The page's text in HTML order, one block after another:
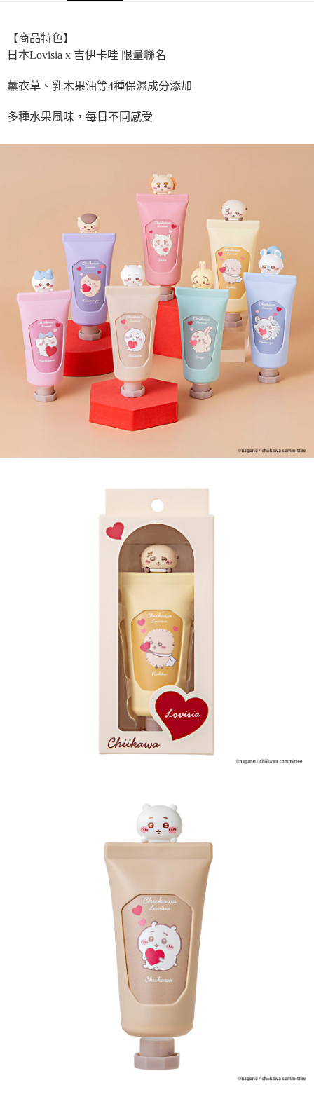
【關於「AFTEE先享後付」】
AFTEE先享後付是「在收到商品之後才付款」的支付方式。 讓您購物簡單
便利好安心！
２．便利：只要手機號碼，簡訊認證，即可結帳。
３．安心：先確認商品／服務後，再付款。
【「AFTEE先享後付」結帳流程】
結帳頁面，進行簡訊認證並確認金額後，即可完成結帳。
ATM／網路銀行／等多元方式進行付款，方視為交易完成。
※ 請注意：結帳手續完成當下不需立刻繳費，但若您需要取消訂單，請聯絡
購買商品的店家。未經商家同意取消之訂單仍視為有效，需透過AFTEE先享
後付繳納相關費用。
※ 交易是否成功請以「AFTEE先享後付 」之結帳頁面顯示為準，若有關於
是否繳費成功／繳費後需取消欲退款等相關疑問，請聯繫「AFTEE先享後付
客戶支援中心」
https://netprotections.freshdesk.com/support/home
【注意事項】
１．透過由恩沛科技股份有限公司提供之「AFTEE先享後付」服務完成之交
易，需依本服務之必要範圍內提供個人資料，並將交易相關給付款項請求債
權轉讓予恩沛科技股份有限公司。
２．關於個人資料處理事宜，請瀏覽以下網址：
https://aftee.tw/terms/#terms3
３．未成年的使用者請事先徵得法定代理人或監護人之同意方可使用
「AFTEE先享後付」，若未經同意申辦者引起之損失，本公司不負相關責
任。
４．使用「AFTEE先享後付」時，將依據個別帳號之用戶狀況，依本公司即
時審查核予不同之上限額度；若仍有額度不足之情形，本公司將視審查結果
請求用戶進行身份認證。
５．嚴禁一人註冊多個帳號或使用他人資訊註冊。若發現惡意使用之情形，
恩沛科技股份有限公司將有權停止該用戶之使用額度並採取法律行動。
ATM付款
每筆NT$60，滿NT$699(含以上)免運費
付款後全家取貨
每筆NT$60，滿NT$699(含以上)免運費
付款後7-11取貨
每筆NT$60，滿NT$699(含以上)免運費
每筆NT$80，滿NT$1,000(含以上)免運費
【商品特色】
日本Lovisia x 吉伊卡哇 限量聯名
薰衣草、乳木果油等4種保濕成分添加
多種水果風味，每日不同感受